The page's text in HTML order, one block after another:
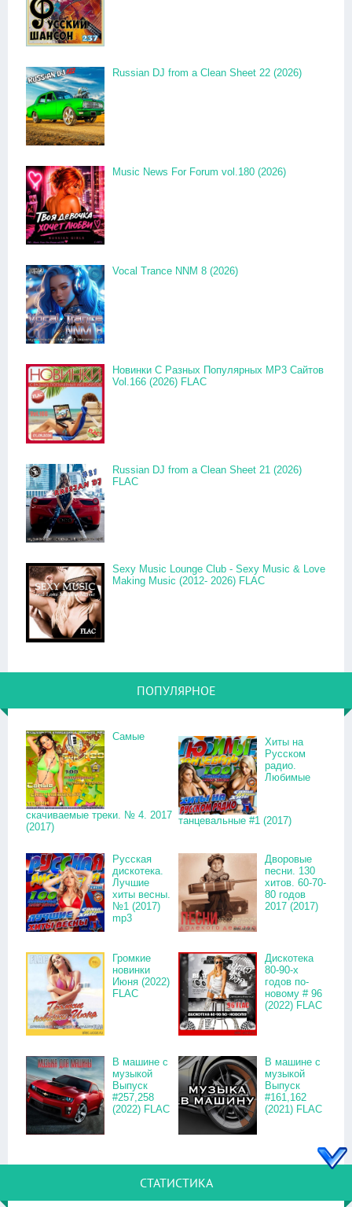
Russian DJ from a Clean Sheet 22 (2026)
Music News For Forum vol.180 (2026)
Vocal Trance NNM 8 (2026)
Новинки С Разных Популярных MP3 Сайтов
Vol.166 (2026) FLAC
Russian DJ from a Clean Sheet 21 (2026)
FLAC
Sexy Music Lounge Club - Sexy Music & Love
Making Music (2012- 2026) FLAC
ПОПУЛЯРНОЕ
Самые
скачиваемые треки. № 4. 2017
(2017)
Хиты на
Русском
радио.
Любимые
танцевальные #1 (2017)
Русская
дискотека.
Лучшие
хиты весны.
№1 (2017)
mp3
Дворовые
песни. 130
хитов. 60-70-
80 годов
2017 (2017)
Громкие
новинки
Июня (2022)
FLAC
Дискотека
80-90-х
годов по-
новому # 96
(2022) FLAC
В машине с
музыкой
Выпуск
#257,258
(2022) FLAC
В машине с
музыкой
Выпуск
#161,162
(2021) FLAC
СТАТИСТИКА